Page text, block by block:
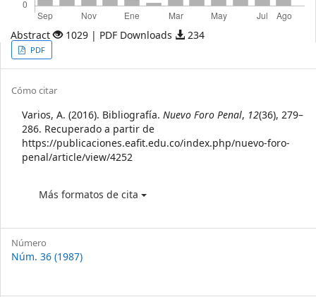
Abstract 1029 | PDF Downloads 234
Article
Sidebar
PDF
Article
Details
Cómo citar
Varios, A. (2016). Bibliografía. Nuevo Foro Penal, 12(36), 279–
286. Recuperado a partir de
https://publicaciones.eafit.edu.co/index.php/nuevo-foro-
penal/article/view/4252
Más formatos de cita
Número
Núm. 36 (1987)